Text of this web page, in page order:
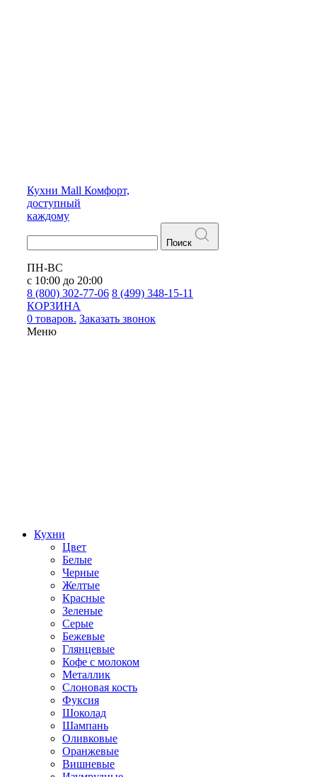
Кухни Mall Комфорт,
доступный
каждому
Поиск
ПН-ВС
с 10:00 до 20:00
8 (800) 302-77-06 8 (499) 348-15-11
КОРЗИНА
0 товаров. Заказать звонок
Меню
Кухни
Цвет
Белые
Черные
Желтые
Красные
Зеленые
Серые
Бежевые
Глянцевые
Кофе с молоком
Металлик
Слоновая кость
Фуксия
Шоколад
Шампань
Оливковые
Оранжевые
Вишневые